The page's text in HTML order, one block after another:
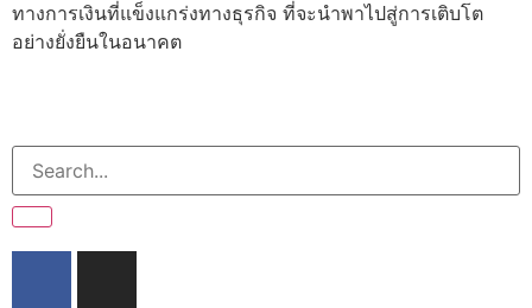
ทางการเงินที่แข็งแกร่งทางธุรกิจ ที่จะนำพาไปสู่การเติบโต
อย่างยั่งยืนในอนาคต